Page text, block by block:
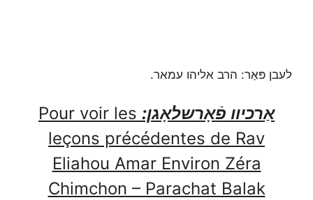
לעבן פּאַר: הרב אליהו עמאר.
אַרכיוו פֿאָרשלאָגן: Pour voir les
leçons précédentes de Rav
Eliahou Amar Environ Zéra
Chimchon – Parachat Balak